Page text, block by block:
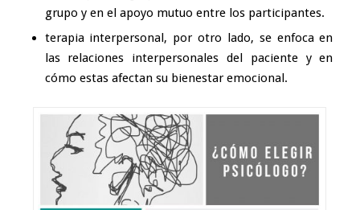
grupo y en el apoyo mutuo entre los participantes.
terapia interpersonal, por otro lado, se enfoca en
las relaciones interpersonales del paciente y en
cómo estas afectan su bienestar emocional.